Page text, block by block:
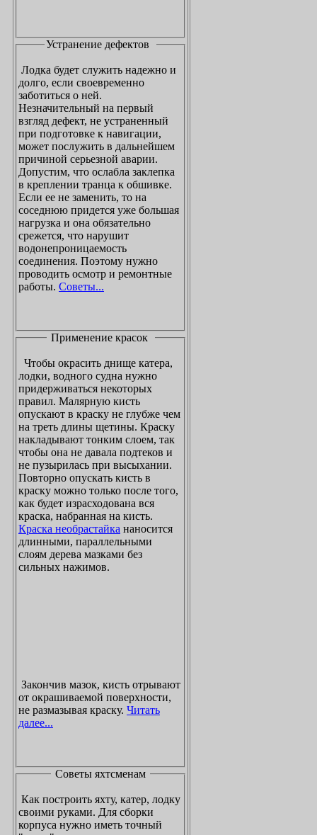
Устранение дефектов
Лодка будет служить надежно и
долго, если своевременно
заботиться о ней.
Незначительный на первый
взгляд дефект, не устраненный
при подготовке к навигации,
может послужить в дальнейшем
причиной серьезной аварии.
Допустим, что ослабла заклепка
в креплении транца к обшивке.
Если ее не заменить, то на
соседнюю придется уже большая
нагрузка и она обязательно
срежется, что нарушит
водонепроницаемость
соединения. Поэтому нужно
проводить осмотр и ремонтные
работы. Советы...
Применение красок
лодки, водного судна нужно
придерживаться некоторых
правил. Малярную кисть
опускают в краску не глубже чем
на треть длины щетины. Краску
накладывают тонким слоем, так
чтобы она не давала подтеков и
не пузырилась при высыхании.
Повторно опускать кисть в
краску можно только после того,
как будет израсходована вся
краска, набранная на кисть.
Краска необрастайка
длинными, параллельными
слоям дерева мазками без
сильных нажимов.
Закончив мазок, кисть отрывают
от окрашиваемой поверхности,
не размазывая краску. Читать
далее...
Советы яхтсменам
Как построить яхту, катер, лодку
своими руками. Для сборки
корпуса нужно иметь точный